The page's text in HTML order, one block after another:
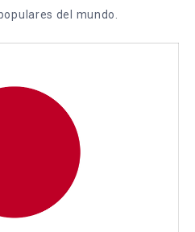
del mundo.